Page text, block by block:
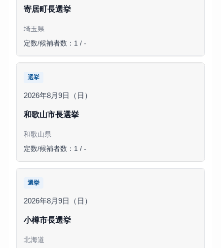
寄居町長選挙
埼玉県
定数/候補者数：1 / -
選挙
2026年8月9日（日）
和歌山市長選挙
和歌山県
定数/候補者数：1 / -
選挙
2026年8月9日（日）
小樽市長選挙
北海道